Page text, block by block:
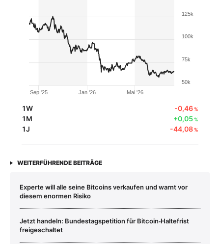
Sep '25 Jan '26 Mai '26
50k
75k
100k
125k
1W -0,46%
1M +0,05%
1J -44,08%
WEITERFÜHRENDE BEITRÄGE
Experte will alle seine Bitcoins verkaufen und warnt vor
diesem enormen Risiko
Jetzt handeln: Bundestagspetition für Bitcoin‑Haltefrist
freigeschaltet